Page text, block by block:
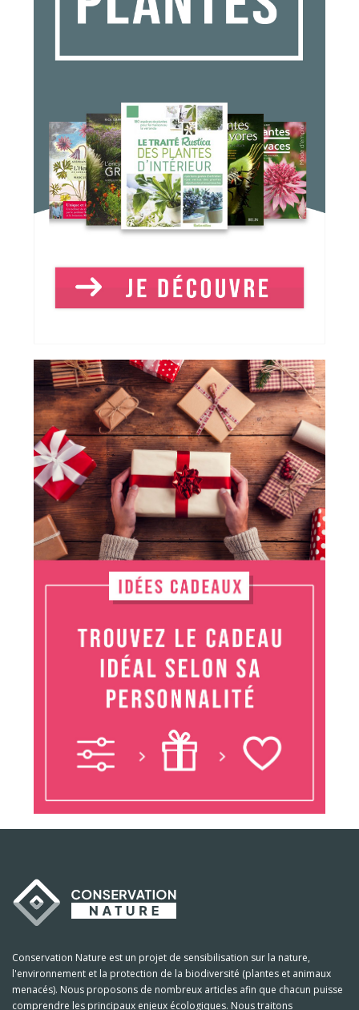
Conservation Nature est un projet de sensibilisation sur la nature,
l'environnement et la protection de la biodiversité (plantes et animaux
menacés). Nous proposons de nombreux articles afin que chacun puisse
comprendre les principaux enjeux écologiques. Nous traitons